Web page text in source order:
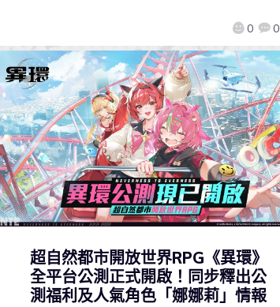
0 0
超自然都市開放世界RPG《異環》
全平台公測正式開啟！同步釋出公
測福利及人氣角色「娜娜莉」情報